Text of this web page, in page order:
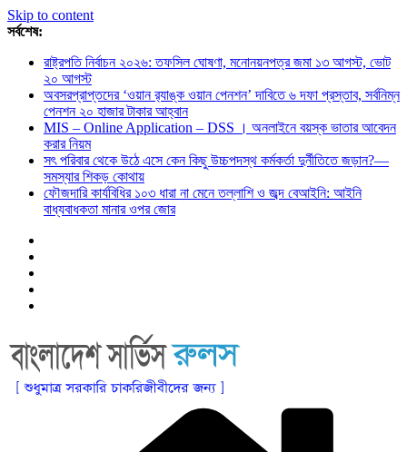
Skip to content
সর্বশেষ:
রাষ্ট্রপতি নির্বাচন ২০২৬: তফসিল ঘোষণা, মনোনয়নপত্র জমা ১৩ আগস্ট, ভোট
২০ আগস্ট
অবসরপ্রাপ্তদের ‘ওয়ান র‌্যাঙ্ক ওয়ান পেনশন’ দাবিতে ৬ দফা প্রস্তাব, সর্বনিম্ন
পেনশন ২০ হাজার টাকার আহ্বান
MIS – Online Application – DSS । অনলাইনে বয়স্ক ভাতার আবেদন
করার নিয়ম
সৎ পরিবার থেকে উঠে এসে কেন কিছু উচ্চপদস্থ কর্মকর্তা দুর্নীতিতে জড়ান?—
সমস্যার শিকড় কোথায়
ফৌজদারি কার্যবিধির ১০৩ ধারা না মেনে তল্লাশি ও জব্দ বেআইনি: আইনি
বাধ্যবাধকতা মানার ওপর জোর